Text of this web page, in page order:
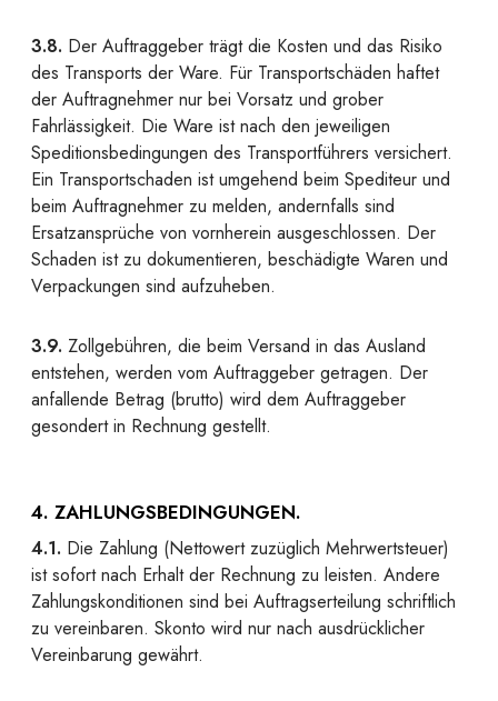
3.8. Der Auftraggeber trägt die Kosten und das Risiko
des Transports der Ware. Für Transportschäden haftet
der Auftragnehmer nur bei Vorsatz und grober
Fahrlässigkeit. Die Ware ist nach den jeweiligen
Speditionsbedingungen des Transportführers versichert.
Ein Transportschaden ist umgehend beim Spediteur und
beim Auftragnehmer zu melden, andernfalls sind
Ersatzansprüche von vornherein ausgeschlossen. Der
Schaden ist zu dokumentieren, beschädigte Waren und
Verpackungen sind aufzuheben.
3.9. Zollgebühren, die beim Versand in das Ausland
entstehen, werden vom Auftraggeber getragen. Der
anfallende Betrag (brutto) wird dem Auftraggeber
gesondert in Rechnung gestellt.
4. ZAHLUNGSBEDINGUNGEN.
4.1. Die Zahlung (Nettowert zuzüglich Mehrwertsteuer)
ist sofort nach Erhalt der Rechnung zu leisten. Andere
Zahlungskonditionen sind bei Auftragserteilung schriftlich
zu vereinbaren. Skonto wird nur nach ausdrücklicher
Vereinbarung gewährt.